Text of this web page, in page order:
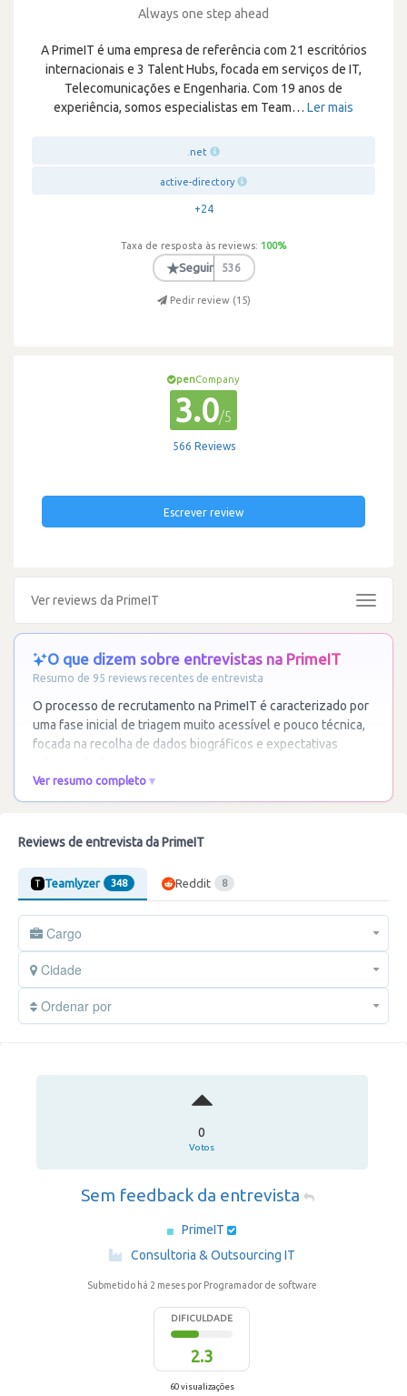
Always one step ahead
A PrimeIT é uma empresa de referência com 21 escritórios
internacionais e 3 Talent Hubs, focada em serviços de IT,
Telecomunicações e Engenharia. Com 19 anos de
experiência, somos especialistas em Team… Ler mais
.net
active-directory
+24
Taxa de resposta às reviews: 100%
★Seguir 536
Pedir review (15)
penCompany
3.0/5
566 Reviews
Escrever review
Ver reviews da PrimeIT
Toggle
O que dizem sobre entrevistas na PrimeIT
Resumo de 95 reviews recentes de entrevista
O processo de recrutamento na PrimeIT é caracterizado por
uma fase inicial de triagem muito acessível e pouco técnica,
focada na recolha de dados biográficos e expectativas
Ver resumo completo
Reviews de entrevista da PrimeIT
Teamlyzer 348 Reddit 8
Cargo
Cidade
Ordenar por
0
Votos
Sem feedback da entrevista
PrimeIT
·
Consultoria & Outsourcing IT
Submetido há 2 meses por Programador de software
DIFICULDADE
2.3
60 visualizações